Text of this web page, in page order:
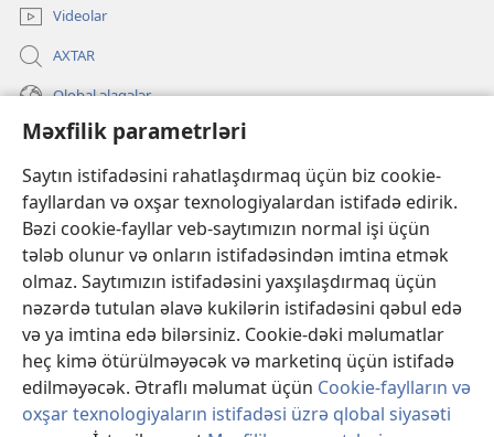
Məxfilik parametrləri
Saytın istifadəsini rahatlaşdırmaq üçün biz cookie-
fayllardan və oxşar texnologiyalardan istifadə edirik.
Bəzi cookie-fayllar veb-saytımızın normal işi üçün
tələb olunur və onların istifadəsindən imtina etmək
olmaz. Saytımızın istifadəsini yaxşılaşdırmaq üçün
nəzərdə tutulan əlavə kukilərin istifadəsini qəbul edə
və ya imtina edə bilərsiniz. Cookie-dəki məlumatlar
heç kimə ötürülməyəcək və marketinq üçün istifadə
edilməyəcək. Ətraflı məlumat üçün Cookie-faylların və
oxşar texnologiyaların istifadəsi üzrə qlobal siyasəti
Videolar
AXTAR
Qlobal əlaqələr
KÖMƏK
(yeni
pəncərə
Gözətçi qülləsinin ONLAYN KİTABXANASI™
(yeni
pəncərə
açılır) JW Hub
(yeni
pəncərə
açılır)
«JW Library»®